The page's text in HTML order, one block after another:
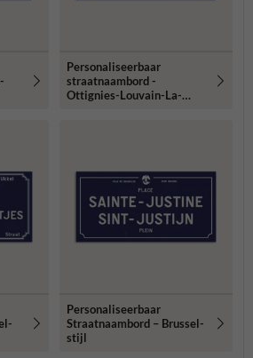
Personaliseerbaar
straatnaambord -
Ottignies-Louvain-La-
Personaliseerbaar
Straatnaambord – Brussel-
stijl